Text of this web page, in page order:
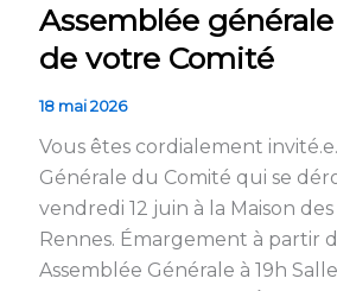
Assemblée
de votre Comité
18 mai 2026
Vous êtes cordialement
Générale du Comité qui se
vendredi 12 juin à la Maison
Rennes. Émargement à partir
Assemblée Générale à 19h